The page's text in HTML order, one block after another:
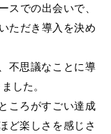
スでの出会いで、
ただき導入を決め
不思議なことに導
した。
ころがすごい達成
ど楽しさを感じさ